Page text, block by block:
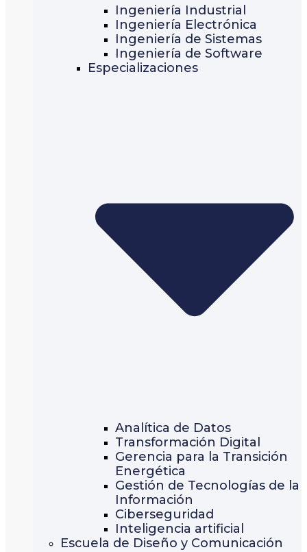
Ingeniería Industrial
Ingeniería Electrónica
Ingeniería de Sistemas
Ingeniería de Software
Especializaciones
Analítica de Datos
Transformación Digital
Gerencia para la Transición
Energética
Gestión de Tecnologías de la
Información
Ciberseguridad
Inteligencia artificial
Escuela de Diseño y Comunicación